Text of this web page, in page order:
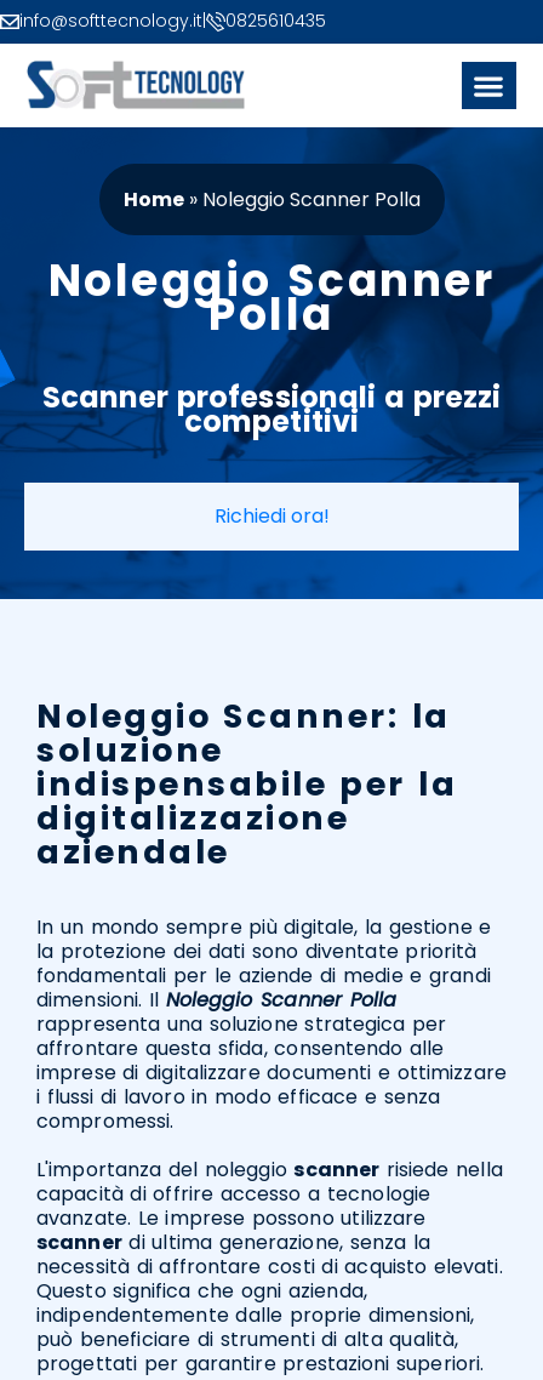
info@softtecnology.it 0825610435
Home» Noleggio Scanner Polla
Noleggio Scanner
Polla
Scannerprofessionali a prezzi
competitivi
Richiedi ora!
Noleggio Scanner: la
soluzione
indispensabile per la
digitalizzazione
aziendale
In un mondo sempre più digitale, la gestione e
la protezione dei dati sono diventate priorità
fondamentali per le aziende di medie e grandi
dimensioni. Il Noleggio Scanner Polla
rappresenta una soluzione strategica per
affrontare questa sfida, consentendo alle
imprese di digitalizzare documenti e ottimizzare
i flussi di lavoro in modo efficace e senza
compromessi.
L'importanza del noleggioscanner risiede nella
capacità di offrire accesso a tecnologie
avanzate. Le imprese possono utilizzare
scannerdi ultima generazione, senza la
necessità di affrontare costi di acquisto elevati.
Questo significa che ogni azienda,
indipendentemente dalle proprie dimensioni,
può beneficiare di strumenti di alta qualità,
progettati per garantire prestazioni superiori.